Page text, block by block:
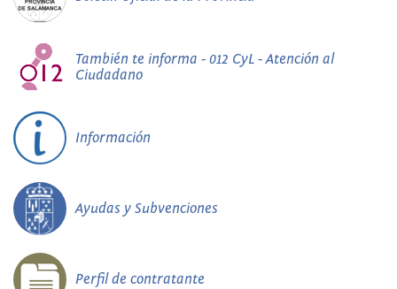
También te informa - 012 CyL - Atención al
Ciudadano
Información
Ayudas y Subvenciones
Perfil de contratante